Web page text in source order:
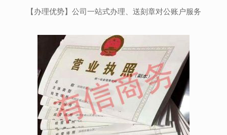
【办理优势】公司一站式办理、送刻章对公账户服务